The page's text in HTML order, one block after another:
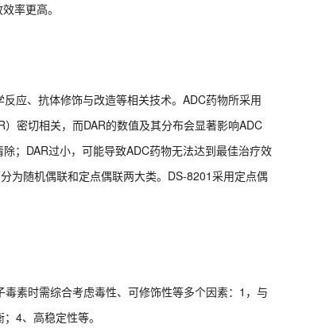
率更高。
应、抗体修饰与改造等相关技术。ADC药物所采用
密切相关，而DAR的数值及其分布会显著影响ADC
；DAR过小，可能导致ADC药物无法达到最佳治疗效
为随机偶联和定点偶联两大类。DS-8201采用定点偶
素时需综合考虑毒性、可修饰性等多个因素：1，与
4、高稳定性等。